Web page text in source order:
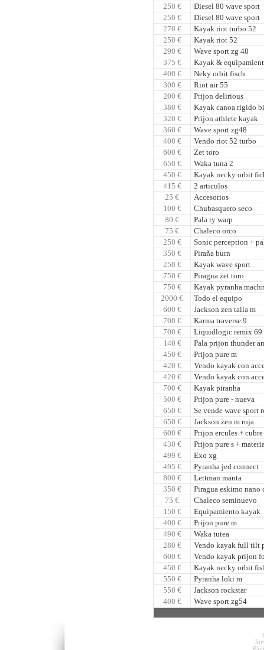
250 €
Diesel 80 wave sport
250 €
Diesel 80 wave sport
270 €
Kayak riot turbo 52
250 €
Kayak riot 52
290 €
Wave sport zg 48
375 €
Kayak &
400 €
Neky orbit fisch
300 €
Riot air 55
200 €
Prijon delirious
380 €
Kayak canoa rigido
320 €
Prijon athlete kayak
360 €
Wave sport zg48
400 €
Vendo riot 52 turbo
600 €
Zet toro
650 €
Waka tuna 2
450 €
Kayak necky orbit
415 €
2 articulos
25 €
Accesorios
100 €
Chubasquero seco
80 €
Pala ty warp
75 €
Chaleco orco
250 €
Sonic perception +
350 €
Piraña burn
250 €
Kayak wave sport
750 €
Piragua zet toro
750 €
Kayak pyranha
2000 €
Todo el equipo
600 €
Jackson zen talla m
700 €
Karma traverse 9
700 €
Liquidlogic remix 69
140 €
Pala prijon thunder
450 €
Prijon pure m
420 €
Vendo kayak con
420 €
Vendo kayak con
700 €
Kayak piranha
500 €
Prijon pure - nueva
650 €
Se vende wave sport
650 €
Jackson zen m roja
600 €
Prijon ercules +
430 €
Prijon pure s +
499 €
Exo xg
495 €
Pyranha jed connect
800 €
Lettman manta
350 €
Piragua eskimo nano
75 €
Chaleco seminuevo
150 €
Equipamiento kayak
400 €
Prijon pure m
490 €
Waka tutea
280 €
Vendo kayak full tilt
600 €
Vendo kayak prijon
450 €
Kayak necky orbit
550 €
Pyranha loki m
550 €
Jackson rockstar
400 €
Wave sport zg54